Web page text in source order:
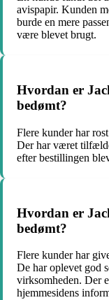
avispapir. Kunden
burde en mere
være blevet brugt.
Hvordan er
bedømt?
Flere kunder har
Der har været
efter bestillingen
Hvordan er
bedømt?
Flere kunder har
De har oplevet god
virksomheden. Der
hjemmesidens